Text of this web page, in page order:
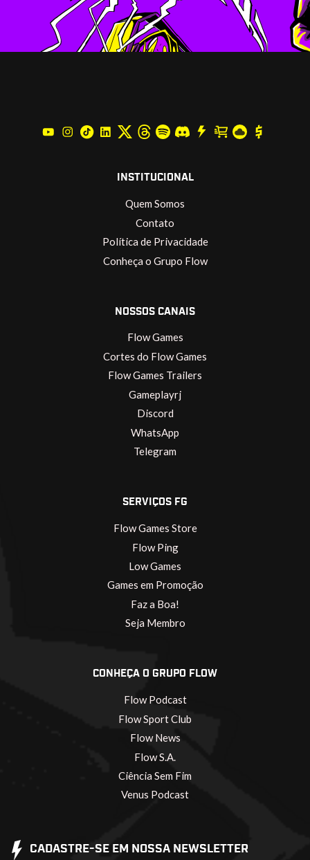
INSTITUCIONAL
Quem Somos
Contato
Política de Privacidade
Conheça o Grupo Flow
NOSSOS CANAIS
Flow Games
Cortes do Flow Games
Flow Games Trailers
Gameplayrj
Discord
WhatsApp
Telegram
SERVIÇOS FG
Flow Games Store
Flow Ping
Low Games
Games em Promoção
Faz a Boa!
Seja Membro
CONHEÇA O GRUPO FLOW
Flow Podcast
Flow Sport Club
Flow News
Flow S.A.
Ciência Sem Fim
Venus Podcast
CADASTRE-SE EM NOSSA NEWSLETTER